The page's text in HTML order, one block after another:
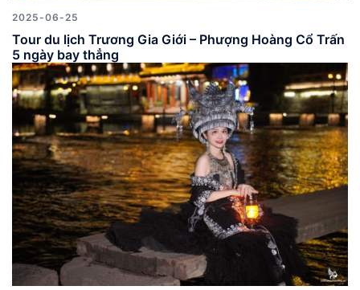
2025-06-25
Tour du lịch Trương Gia Giới – Phượng Hoàng Cổ Trấn
5 ngày bay thẳng